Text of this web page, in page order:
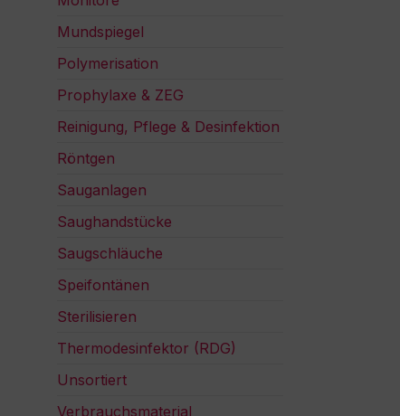
Mundspiegel
Polymerisation
Prophylaxe & ZEG
Reinigung, Pflege & Desinfektion
Röntgen
Sauganlagen
Saughandstücke
Saugschläuche
Speifontänen
Sterilisieren
Thermodesinfektor (RDG)
Unsortiert
Verbrauchsmaterial